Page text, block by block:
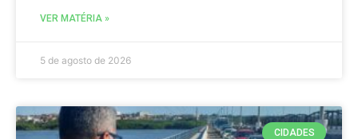
VER MATÉRIA »
5 de agosto de 2026
CIDADES